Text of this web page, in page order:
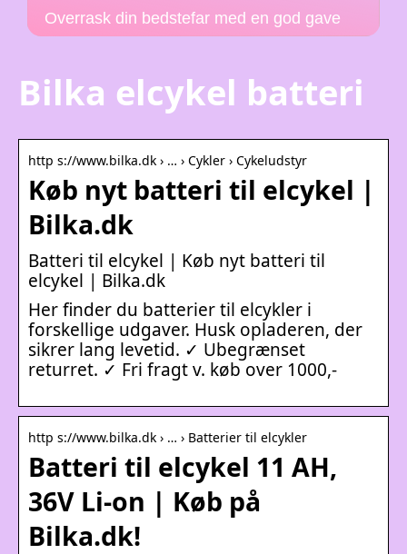
Overrask din bedstefar med en god gave
Bilka elcykel batteri
http s://www.bilka.dk › … › Cykler › Cykeludstyr
Køb nyt batteri til elcykel |
Bilka.dk
Batteri til elcykel | Køb nyt batteri til
elcykel | Bilka.dk
Her finder du batterier til elcykler i
forskellige udgaver. Husk opladeren, der
sikrer lang levetid. ✓ Ubegrænset
returret. ✓ Fri fragt v. køb over 1000,-
http s://www.bilka.dk › … › Batterier til elcykler
Batteri til elcykel 11 AH,
36V Li-on | Køb på
Bilka.dk!